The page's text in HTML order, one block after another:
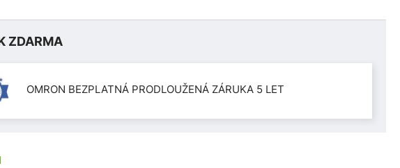
ZDARMA
OMRON BEZPLATNÁ PRODLOUŽENÁ ZÁRUKA 5 LET